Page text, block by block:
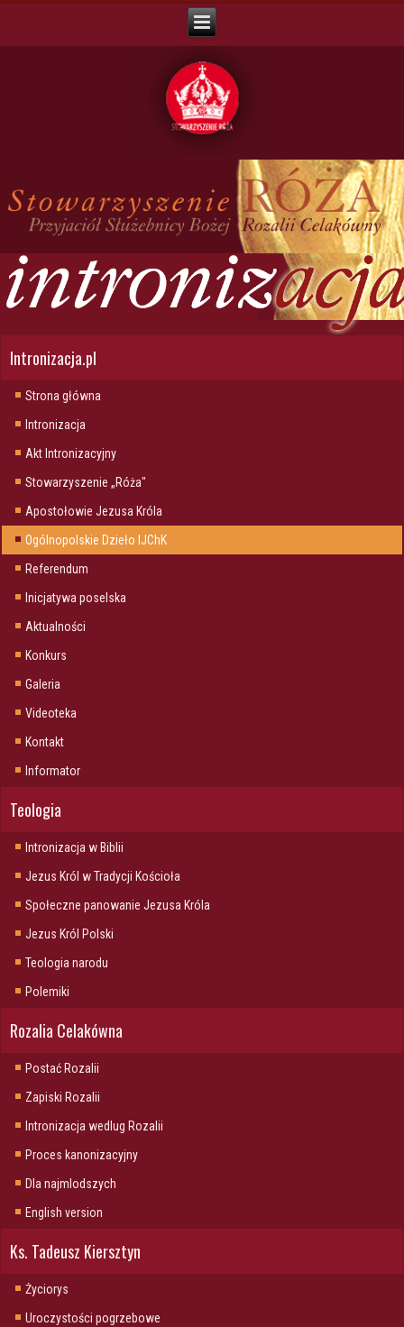
Intronizacja.pl
Strona główna
Intronizacja
Akt Intronizacyjny
Stowarzyszenie „Róża"
Apostołowie Jezusa Króla
Ogólnopolskie Dzieło IJChK
Referendum
Inicjatywa poselska
Aktualności
Konkurs
Galeria
Videoteka
Kontakt
Informator
Teologia
Intronizacja w Biblii
Jezus Król w Tradycji Kościoła
Społeczne panowanie Jezusa Króla
Jezus Król Polski
Teologia narodu
Polemiki
Rozalia Celakówna
Postać Rozalii
Zapiski Rozalii
Intronizacja wedlug Rozalii
Proces kanonizacyjny
Dla najmlodszych
English version
Ks. Tadeusz Kiersztyn
Życiorys
Uroczystości pogrzebowe